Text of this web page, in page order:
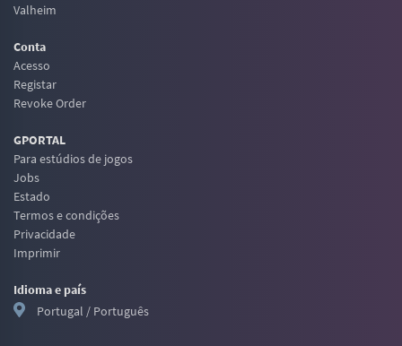
Valheim
Conta
Acesso
Registar
Revoke Order
GPORTAL
Para estúdios de jogos
Jobs
Estado
Termos e condições
Privacidade
Imprimir
Idioma e país
Portugal / Português